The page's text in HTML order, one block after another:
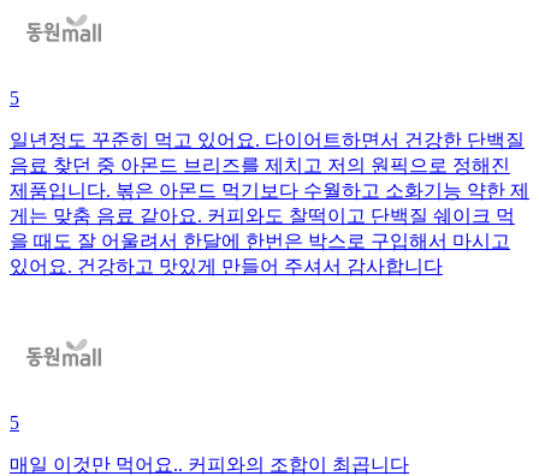
5
일년정도 꾸준히 먹고 있어요. 다이어트하면서 건강한 단백질
음료 찾던 중 아몬드 브리즈를 제치고 저의 원픽으로 정해진
제품입니다. 볶은 아몬드 먹기보다 수월하고 소화기능 약한 제
게는 맞춤 음료 같아요. 커피와도 찰떡이고 단백질 쉐이크 먹
을 때도 잘 어울려서 한달에 한번은 박스로 구입해서 마시고
있어요. 건강하고 맛있게 만들어 주셔서 감사합니다
5
매일 이것만 먹어요.. 커피와의 조합이 최곱니다